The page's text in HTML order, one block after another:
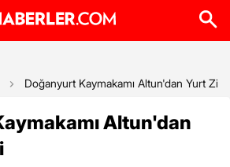
Doğanyurt Kaymakamı Altun'dan Yurt
Altun'dan